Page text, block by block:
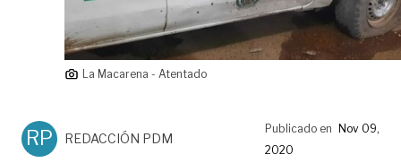
La Macarena - Atentado
RP REDACCIÓN PDM
Publicado en Nov 09,
2020